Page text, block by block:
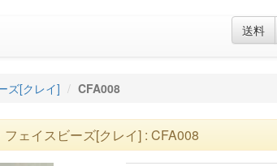
送料
ズ[クレイ] CFA008
ェイスビーズ[クレイ] : CFA008